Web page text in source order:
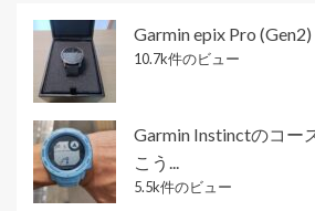
Garmin epix Pro (Gen2)
10.7k件のビュー
Garmin Instinctのコー
こう...
5.5k件のビュー